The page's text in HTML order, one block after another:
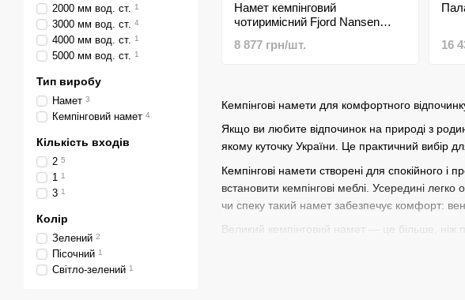
Кемпінгові намети для комфортного
Якщо ви любите відпочинок на природі з
якому куточку України. Це практичний вибір
Кемпінгові намети створені для спокійного
встановити кемпінгові меблі . Усередині легко
чи спеку такий намет забезпечує комфорт:
Великий кемпінговий намет — це більше, ніж
Намет кемпінговий
чотиримісний Fjord Nansen
8 877 грн/шт. 16
2000 мм вод. ст. 1
3000 мм вод. ст. 4
4000 мм вод. ст. 1
5000 мм вод. ст. 1
Тип виробу
Намет 3
Кемпінговий намет 4
Кількість входів
2 5
1 1
3 1
Колір
Зелений 2
Пісочний 1
Світло-зелений 1